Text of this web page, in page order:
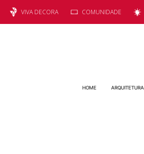
VIVA DECORA COMUNIDADE
HOME ARQUITETURA